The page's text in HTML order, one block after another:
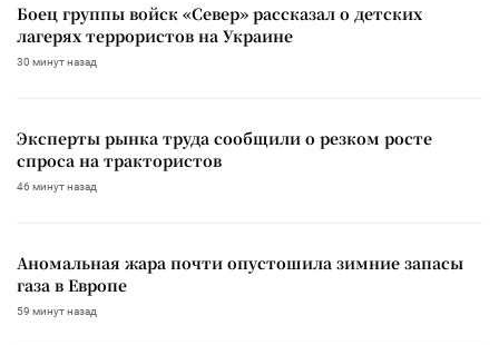
Боец группы войск «Север» рассказал о детских
лагерях террористов на Украине
30 минут назад
Эксперты рынка труда сообщили о резком росте
спроса на трактористов
46 минут назад
Аномальная жара почти опустошила зимние запасы
газа в Европе
59 минут назад